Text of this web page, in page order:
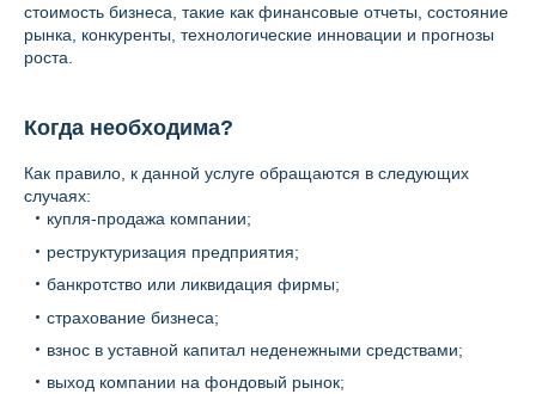
стоимость бизнеса, такие как финансовые отчеты, состояние
рынка, конкуренты, технологические инновации и прогнозы
роста.
Когда необходима?
Как правило, к данной услуге обращаются в следующих
случаях:
купля-продажа компании;
реструктуризация предприятия;
банкротство или ликвидация фирмы;
страхование бизнеса;
взнос в уставной капитал неденежными средствами;
выход компании на фондовый рынок;